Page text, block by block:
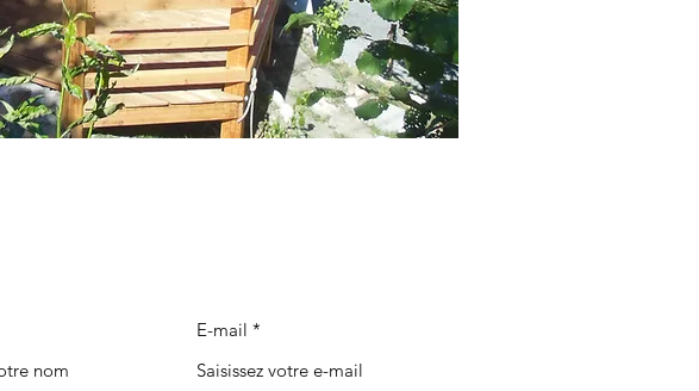
E-mail